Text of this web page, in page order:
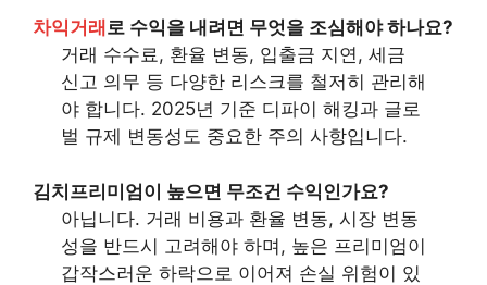
차익거래 로 수익을 내려면 무엇을 조심해야 하나요?
거래 수수료, 환율 변동, 입출금 지연, 세금
신고 의무 등 다양한 리스크를 철저히 관리해
야 합니다. 2025년 기준 디파이 해킹과 글로
벌 규제 변동성도 중요한 주의 사항입니다.
김치프리미엄이 높으면 무조건 수익인가요?
아닙니다. 거래 비용과 환율 변동, 시장 변동
성을 반드시 고려해야 하며, 높은 프리미엄이
갑작스러운 하락으로 이어져 손실 위험이 있